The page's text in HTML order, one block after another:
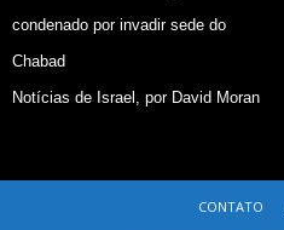
condenado por invadir sede do
Chabad
Notícias de Israel, por David Moran
CONTATO